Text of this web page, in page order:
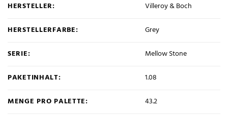
HERSTELLER: Villeroy & Boch
HERSTELLERFARBE: Grey
SERIE: Mellow Stone
PAKETINHALT: 1.08
MENGE PRO PALETTE: 43.2